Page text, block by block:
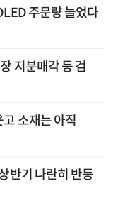
주문량 늘었다
지분매각 등 검
소재는 아직
반기 나란히 반등